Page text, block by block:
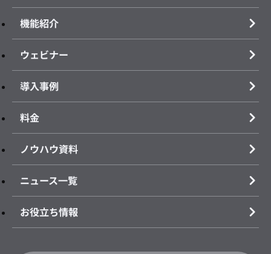
機能紹介
ウェビナー
導入事例
料金
ノウハウ資料
ニュース一覧
お役立ち情報